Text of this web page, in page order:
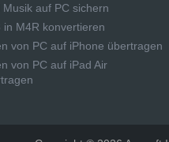
Musik auf PC sichern
in M4R konvertieren
von PC auf iPhone übertragen
von PC auf iPad Air